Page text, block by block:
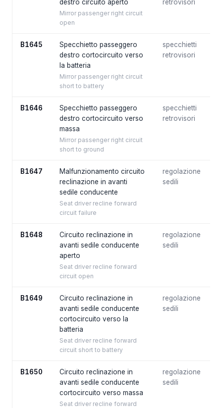
destro circuito aperto
Mirror passenger right circuit
open
retrovisori
B1645
Specchietto passeggero
destro cortocircuito verso
la batteria
Mirror passenger right circuit
short to battery
specchietti
retrovisori
B1646
Specchietto passeggero
destro cortocircuito verso
massa
Mirror passenger right circuit
short to ground
specchietti
retrovisori
B1647
Malfunzionamento circuito
reclinazione in avanti
sedile conducente
Seat driver recline forward
circuit failure
regolazione
sedili
B1648
Circuito reclinazione in
avanti sedile conducente
aperto
Seat driver recline forward
circuit open
regolazione
sedili
B1649
Circuito reclinazione in
avanti sedile conducente
cortocircuito verso la
batteria
Seat driver recline forward
circuit short to battery
regolazione
sedili
B1650
Circuito reclinazione in
avanti sedile conducente
cortocircuito verso massa
Seat driver recline forward
regolazione
sedili